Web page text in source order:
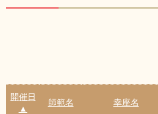
開催日
▲
師範名 幸座名